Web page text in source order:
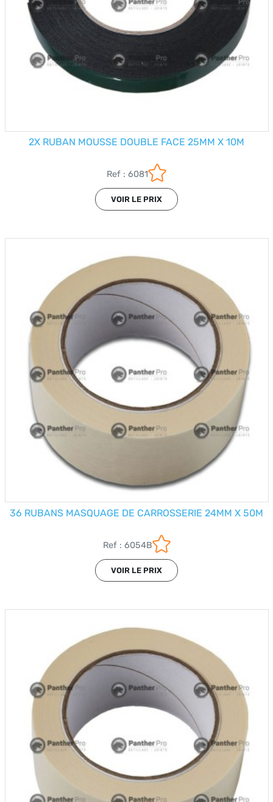
2X RUBAN MOUSSE DOUBLE FACE 25MM X 10M
Ref : 6081
VOIR LE PRIX
36 RUBANS MASQUAGE DE CARROSSERIE 24MM X 50M
Ref : 6054B
VOIR LE PRIX